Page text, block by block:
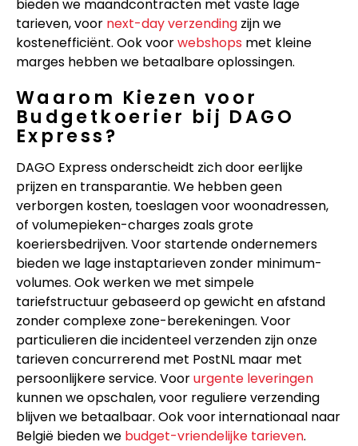
bieden we maandcontracten met vaste lage
tarieven, voor next-day verzending zijn we
kostenefficiënt. Ook voorwebshops met kleine
marges hebben we betaalbare oplossingen.
Waarom Kiezen voor
Budgetkoerier bij DAGO
Express?
DAGO Express onderscheidt zich door eerlijke
prijzen en transparantie. We hebben geen
verborgen kosten, toeslagen voor woonadressen,
of volumepieken-charges zoals grote
koeriersbedrijven. Voor startende ondernemers
bieden we lage instaptarieven zonder minimum-
volumes. Ook werken we met simpele
tariefstructuur gebaseerd op gewicht en afstand
zonder complexe zone-berekeningen. Voor
particulieren die incidenteel verzenden zijn onze
tarieven concurrerend met PostNL maar met
persoonlijkere service. Voorurgente leveringen
kunnen we opschalen, voor reguliere verzending
blijven we betaalbaar. Ook voor internationaal naar
België bieden we budget-vriendelijke tarieven.